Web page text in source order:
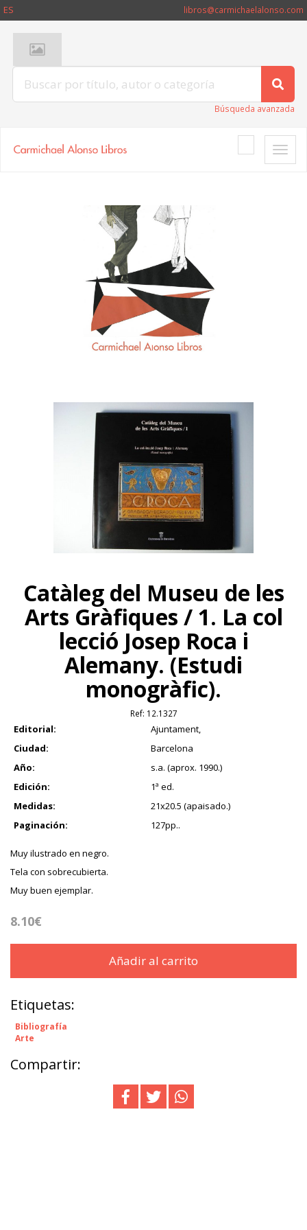
ES libros@carmichaelalonso.com
Búsqueda avanzada
Toggle
Catàleg del Museu de les
Arts Gràfiques / 1. La col
lecció Josep Roca i
Alemany. (Estudi
monogràfic).
Ref: 12.1327
Editorial:
Ajuntament,
Ciudad:
Barcelona
Año:
s.a. (aprox. 1990.)
Edición:
1ª ed.
Medidas:
21x20.5 (apaisado.)
Paginación:
127pp..
Muy ilustrado en negro.
Tela con sobrecubierta.
Muy buen ejemplar.
8.10€
Añadir al carrito
Etiquetas:
Bibliografía
Arte
Compartir: